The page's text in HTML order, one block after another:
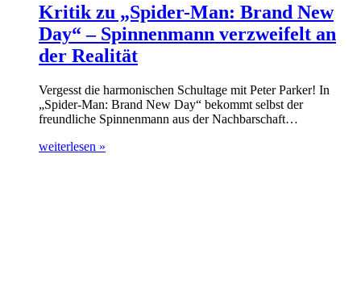
Kritik zu „Spider-Man: Brand New
Day“ – Spinnenmann verzweifelt an
der Realität
Vergesst die harmonischen Schultage mit Peter Parker! In
„Spider-Man: Brand New Day“ bekommt selbst der
freundliche Spinnenmann aus der Nachbarschaft…
weiterlesen »